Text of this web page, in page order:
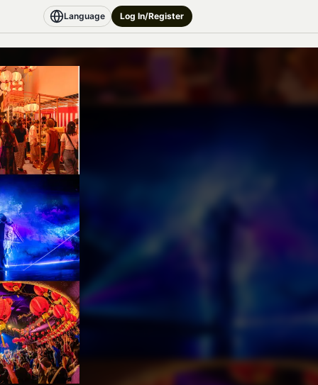
Language Log In/Register